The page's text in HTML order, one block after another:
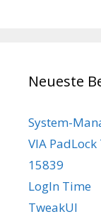
Neueste
System-
VIA
15839
LogIn Time
TweakUI